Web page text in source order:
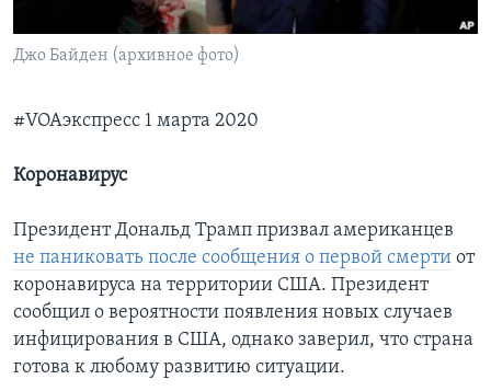
Learning English
Джо Байден (архивное фото)
#VOAэкспресс 1 марта 2020
Коронавирус
Президент Дональд Трамп призвал американцев
не паниковать после сообщения о первой смерти от
коронавируса на территории США. Президент
сообщил о вероятности появления новых случаев
инфицирования в США, однако заверил, что страна
готова к любому развитию ситуации.